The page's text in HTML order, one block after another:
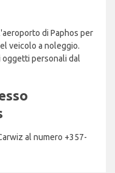
di Paphos per
veicolo a noleggio.
oggetti personali dal
al numero +357-